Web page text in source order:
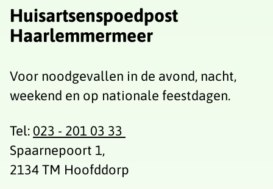
Huisartsenspoedpost
Haarlemmermeer
Voor noodgevallen in de avond, nacht,
weekend en op nationale feestdagen.
Tel:023 - 201 03 33
Spaarnepoort 1,
2134 TM Hoofddorp